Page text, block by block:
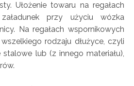
Ułożenie towaru na regałach
przy użyciu wózka
Na regałach wspornikowych
rodzaju dłużyce, czyli
lub (z innego materiału),